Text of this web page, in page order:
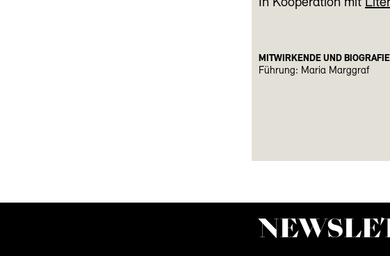
In Kooperation mit
MITWIRKENDE UND
Führung: Maria Marggraf